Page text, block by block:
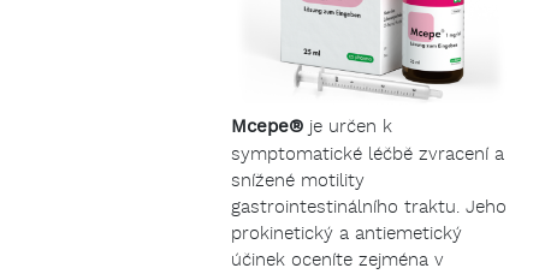
Mcepe® je určen k
symptomatické léčbě zvracení a
snížené motility
gastrointestinálního traktu. Jeho
prokinetický a antiemetický
účinek oceníte zejména v